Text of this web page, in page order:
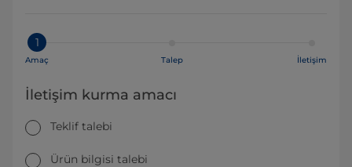
1
Amaç Talep İletişim
İletişim kurma amacı
Teklif talebi
Ürün bilgisi talebi